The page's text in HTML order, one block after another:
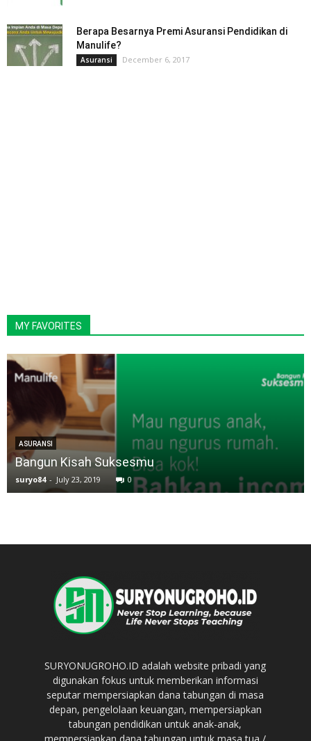
Berapa Besarnya Premi Asuransi Pendidikan di
Manulife?
Asuransi December 6, 2017
MY FAVORITES
ASURANSI
Bangun Kisah Suksesmu
suryo84 - July 23, 2019 0
SURYONUGROHO.ID adalah website pribadi yang
digunakan fokus untuk memberikan informasi
seputar mempersiapkan dana tabungan di masa
depan, pengelolaan keuangan, mempersiapkan
tabungan pendidikan untuk anak-anak,